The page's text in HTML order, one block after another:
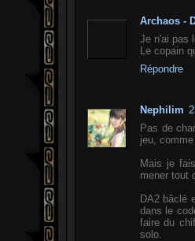
Archaos -
Je n'ai pas
Le copain
Répondre
Nephilim
Pas de
jeu,
Mais je
mener tout
DA2 bâclé
dans le
faire du
solo.